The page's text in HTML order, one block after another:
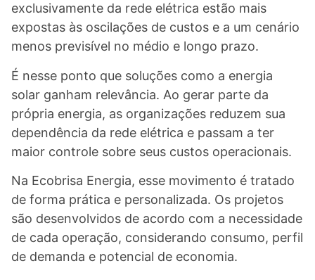
exclusivamente da rede elétrica estão mais
expostas às oscilações de custos e a um cenário
menos previsível no médio e longo prazo.
É nesse ponto que soluções como a energia
solar ganham relevância. Ao gerar parte da
própria energia, as organizações reduzem sua
dependência da rede elétrica e passam a ter
maior controle sobre seus custos operacionais.
Na Ecobrisa Energia, esse movimento é tratado
de forma prática e personalizada. Os projetos
são desenvolvidos de acordo com a necessidade
de cada operação, considerando consumo, perfil
de demanda e potencial de economia.